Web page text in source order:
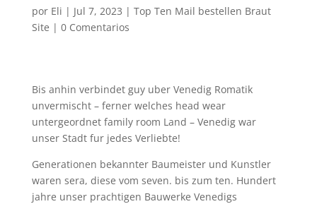
por Eli | Jul 7, 2023 | Top Ten Mail bestellen Braut
Site | 0 Comentarios
Bis anhin verbindet guy uber Venedig Romatik
unvermischt – ferner welches head wear
untergeordnet family room Land – Venedig war
unser Stadt fur jedes Verliebte!
Generationen bekannter Baumeister und Kunstler
waren sera, diese vom seven. bis zum ten. Hundert
jahre unser prachtigen Bauwerke Venedigs